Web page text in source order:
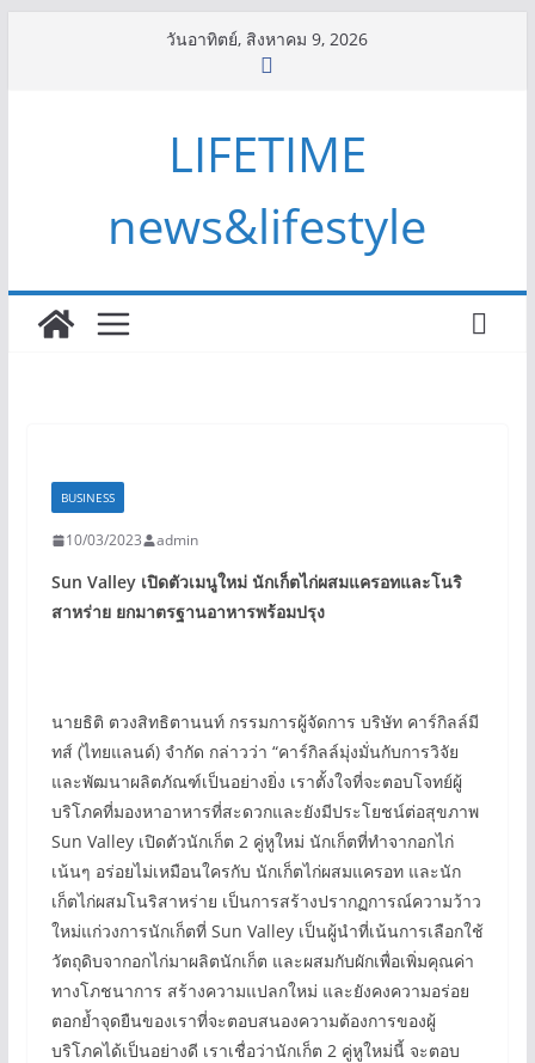
วันอาทิตย์, สิงหาคม 9, 2026
LIFETIME
news&lifestyle
BUSINESS
10/03/2023 admin
Sun Valley เปิดตัวเมนูใหม่ นักเก็ตไก่ผสมแครอทและโนริ
สาหร่าย ยกมาตรฐานอาหารพร้อมปรุง
นายธิติ ตวงสิทธิตานนท์ กรรมการผู้จัดการ บริษัท คาร์กิลล์มี
ทส์ (ไทยแลนด์) จำกัด กล่าวว่า “คาร์กิลล์มุ่งมั่นกับการวิจัย
และพัฒนาผลิตภัณฑ์เป็นอย่างยิ่ง เราตั้งใจที่จะตอบโจทย์ผู้
บริโภคที่มองหาอาหารที่สะดวกและยังมีประโยชน์ต่อสุขภาพ
Sun Valley เปิดตัวนักเก็ต 2 คู่หูใหม่ นักเก็ตที่ทำจากอกไก่
เน้นๆ อร่อยไม่เหมือนใครกับ นักเก็ตไก่ผสมแครอท และนัก
เก็ตไก่ผสมโนริสาหร่าย เป็นการสร้างปรากฏการณ์ความว้าว
ใหม่แก่วงการนักเก็ตที่ Sun Valley เป็นผู้นำที่เน้นการเลือกใช้
วัตถุดิบจากอกไก่มาผลิตนักเก็ต และผสมกับผักเพื่อเพิ่มคุณค่า
ทางโภชนาการ สร้างความแปลกใหม่ และยังคงความอร่อย
ตอกย้ำจุดยืนของเราที่จะตอบสนองความต้องการของผู้
บริโภคได้เป็นอย่างดี เราเชื่อว่านักเก็ต 2 คู่หูใหม่นี้ จะตอบ